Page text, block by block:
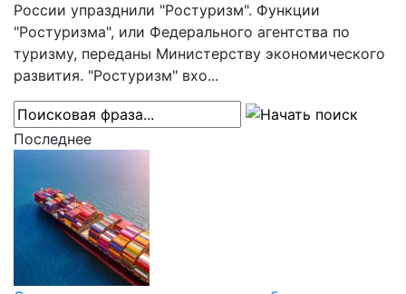
России упразднили "Ростуризм". Функции
"Ростуризма", или Федерального агентства по
туризму, переданы Министерству экономического
развития. "Ростуризм" вхо...
Последнее